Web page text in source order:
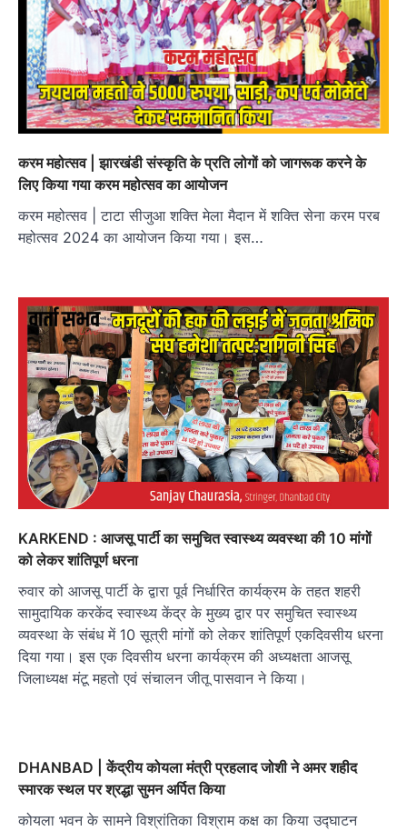
करम महोत्सव | झारखंडी संस्कृति के प्रति लोगों को जागरूक करने के
लिए किया गया करम महोत्सव का आयोजन
करम महोत्सव | टाटा सीजुआ शक्ति मेला मैदान में शक्ति सेना करम परब
महोत्सव 2024 का आयोजन किया गया। इस…
KARKEND : आजसू पार्टी का समुचित स्वास्थ्य व्यवस्था की 10 मांगों
को लेकर शांतिपूर्ण धरना
रुवार को आजसू पार्टी के द्वारा पूर्व निर्धारित कार्यक्रम के तहत शहरी
सामुदायिक करकेंद स्वास्थ्य केंद्र के मुख्य द्वार पर समुचित स्वास्थ्य
व्यवस्था के संबंध में 10 सूत्री मांगों को लेकर शांतिपूर्ण एकदिवसीय धरना
दिया गया। इस एक दिवसीय धरना कार्यक्रम की अध्यक्षता आजसू
जिलाध्यक्ष मंटू महतो एवं संचालन जीतू पासवान ने किया।
DHANBAD | केंद्रीय कोयला मंत्री प्रहलाद जोशी ने अमर शहीद
स्मारक स्थल पर श्रद्धा सुमन अर्पित किया
कोयला भवन के सामने विश्रांतिका विश्राम कक्ष का किया उद्घाटन